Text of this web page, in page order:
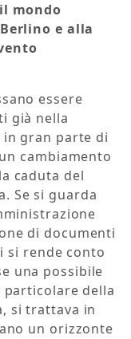
mondo
e alla
essere
già nella
gran parte di
cambiamento
caduta del
Se si guarda
di documenti
si rende conto
una possibile
particolare della
si trattava in
un orizzonte